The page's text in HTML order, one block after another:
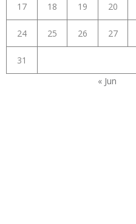
17 18 19 20
24 25 26 27
31
« Jun